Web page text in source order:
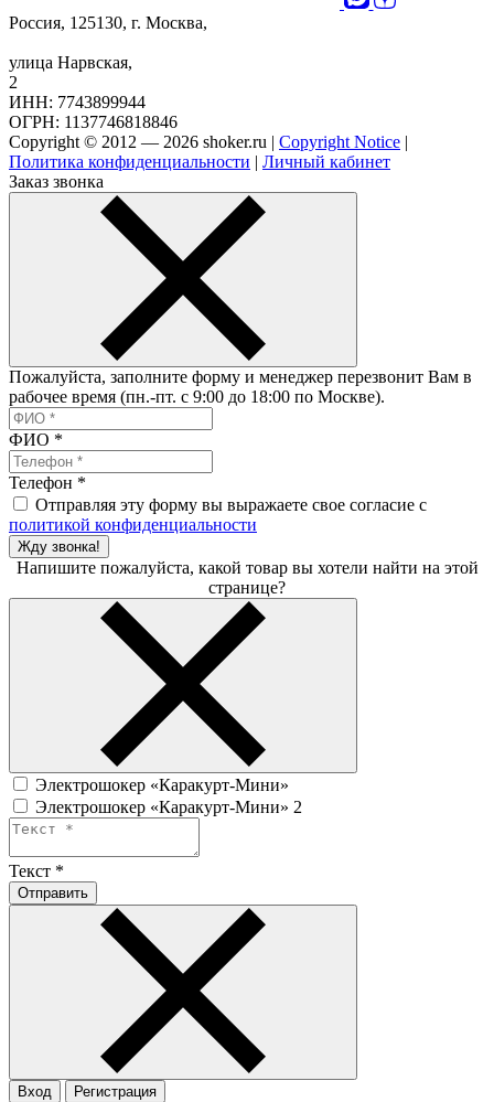
Россия, 125130, г. Москва,
улица Нарвская,
2
ИНН: 7743899944
ОГРН: 1137746818846
Copyright © 2012 — 2026 shoker.ru | Copyright Notice |
Политика конфиденциальности | Личный кабинет
Заказ звонка
Пожалуйста, заполните форму и менеджер перезвонит Вам в
рабочее время (пн.-пт. с 9:00 до 18:00 по Москве).
ФИО *
Телефон *
Отправляя эту форму вы выражаете свое согласие с
политикой конфиденциальности
Жду звонка!
Напишите пожалуйста, какой товар вы хотели найти на этой
странице?
Электрошокер «Каракурт-Мини»
Электрошокер «Каракурт-Мини» 2
Текст *
Отправить
Вход Регистрация